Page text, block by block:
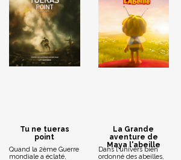
Tu ne tueras
point
Quand la 2ème Guerre
mondiale a éclaté,
La Grande
aventure de
Maya l'abeille
Dans l'univers bien
ordonné des abeilles,